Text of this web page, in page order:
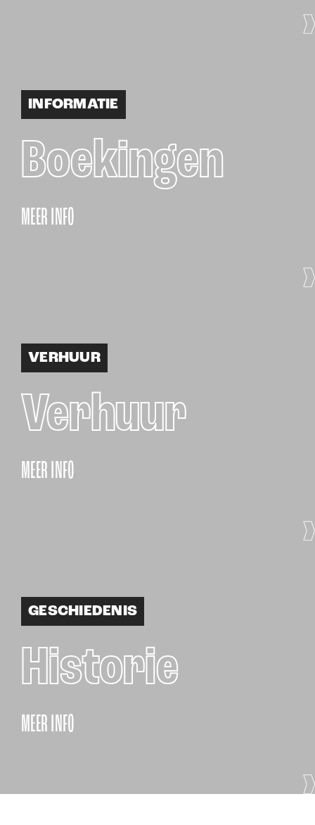
INFORMATIE
Boekingen
MEER INFO
VERHUUR
Verhuur
MEER INFO
GESCHIEDENIS
Historie
MEER INFO